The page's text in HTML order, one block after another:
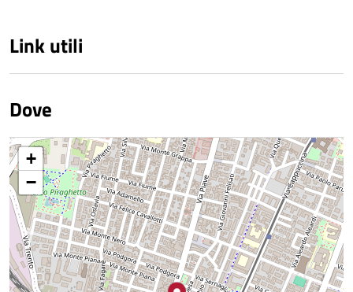
Link utili
Dove
+
−